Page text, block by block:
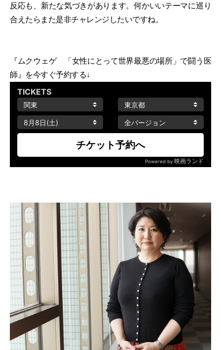
反応も、新たな気づきがあります。何かいいテーマに巡り
合えたらまた是非チャレンジしたいですね。
『ムクウェゲ 「女性にとって世界最悪の場所」で闘う医
師』を今すぐ予約する↓